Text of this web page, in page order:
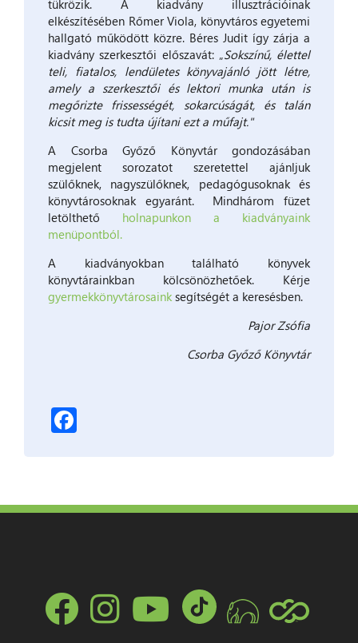
tükrözik. A kiadvány illusztrációinak
elkészítésében Rőmer Viola, könyvtáros egyetemi
hallgató működött közre. Béres Judit így zárja a
kiadvány szerkesztői előszavát: „Sokszínű, élettel
teli, fiatalos, lendületes könyvajánló jött létre,
amely a szerkesztői és lektori munka után is
megőrizte frissességét, sokarcúságát, és talán
kicsit meg is tudta újítani ezt a műfajt."
A Csorba Győző Könyvtár gondozásában
megjelent sorozatot szeretettel ajánljuk
szülőknek, nagyszülőknek, pedagógusoknak és
könyvtárosoknak egyaránt. Mindhárom füzet
letölthető holnapunkon a kiadványaink
menüpontból.
A kiadványokban található könyvek
könyvtárainkban kölcsönözhetőek. Kérje
gyermekkönyvtárosaink segítségét a keresésben.
Pajor Zsófia
Csorba Győző Könyvtár